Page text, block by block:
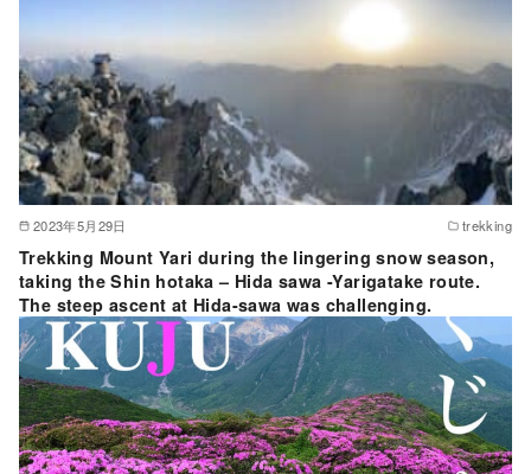
2023年5月29日 trekking
Trekking Mount Yari during the lingering snow season,
taking the Shin hotaka – Hida sawa -Yarigatake route.
The steep ascent at Hida-sawa was challenging.